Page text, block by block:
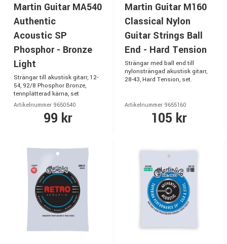
Martin Guitar MA540
Authentic
Acoustic SP
Phosphor - Bronze
Light
Strängar till akustisk gitarr, 12-
54, 92/8 Phosphor Bronze,
tennplätterad kärna, set
Artikelnummer 9650540
99 kr
Martin Guitar M160
Classical Nylon
Guitar Strings Ball
End - Hard Tension
Strängar med ball end till
nylonsträngad akustisk gitarr,
28-43, Hard Tension, set.
Artikelnummer 9655160
105 kr